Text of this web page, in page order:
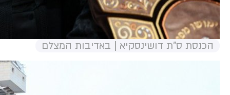
הכנסת ס"ת דושינסקיא | באדיבות המצלם